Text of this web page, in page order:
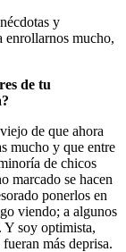
y
enrollarnos mucho,
de tu
de que ahora
mucho y que entre
de chicos
marcado se hacen
ponerlos en
viendo; a algunos
Y soy optimista,
más deprisa.